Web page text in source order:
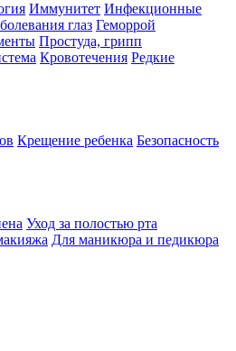
Иммунитет Инфекционные
глаз Геморрой
Простуда, грипп
Кровотечения Редкие
Крещение ребенка Безопасность
Уход за полостью рта
Для маникюра и педикюра